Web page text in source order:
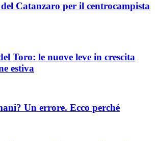
Catanzaro per il centrocampista
Toro: le nuove leve in crescita
estiva
Un errore. Ecco perché